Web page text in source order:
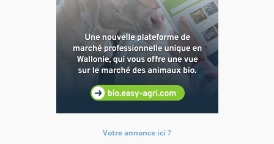
Votre annonce ici ?